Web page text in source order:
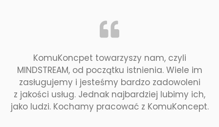
KomuKoncpet towarzyszy nam, czyli
MINDSTREAM, od początku istnienia. Wiele im
zasługujemy i jesteśmy bardzo zadowoleni
z jakości usług. Jednak najbardziej lubimy ich,
jako ludzi. Kochamy pracować z KomuKoncept.